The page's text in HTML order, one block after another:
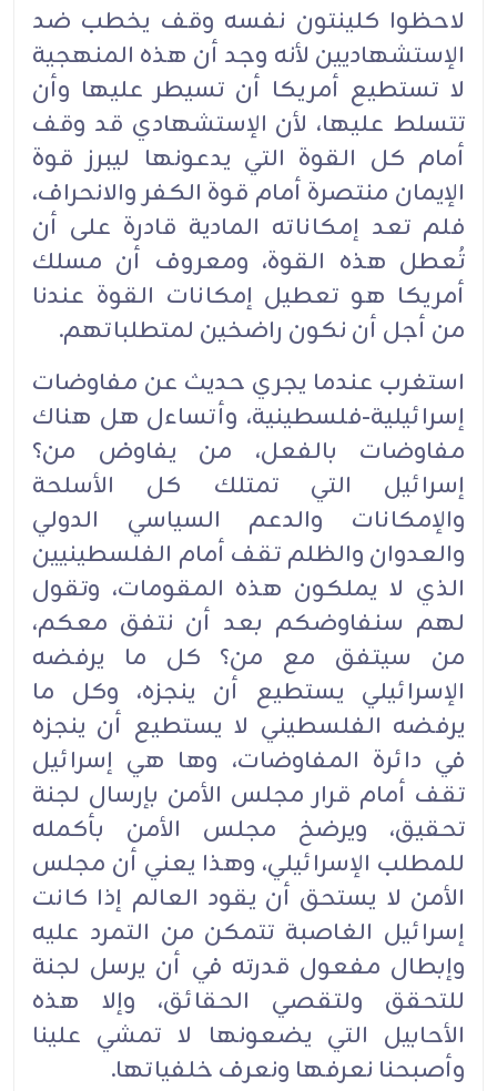
لاحظوا كلينتون نفسه وقف يخطب ضد
الإستشهاديين لأنه وجد أن هذه المنهجية
لا تستطيع أمريكا أن تسيطر عليها وأن
تتسلط عليها، لأن الإستشهادي قد وقف
أمام كل القوة التي يدعونها ليبرز قوة
الإيمان منتصرة أمام قوة الكفر والانحراف،
فلم تعد إمكاناته المادية قادرة على أن
تُعطل هذه القوة، ومعروف أن مسلك
أمريكا هو تعطيل إمكانات القوة عندنا
من أجل أن نكون راضخين لمتطلباتهم.‏
استغرب عندما يجري حديث عن مفاوضات
إسرائيلية-فلسطينية، وأتساءل هل هناك
مفاوضات بالفعل، من يفاوض من؟
إسرائيل التي تمتلك كل الأسلحة
والإمكانات والدعم السياسي الدولي
والعدوان والظلم تقف أمام الفلسطينيين
الذي لا يملكون هذه المقومات، وتقول
لهم سنفاوضكم بعد أن نتفق معكم،
من سيتفق مع من؟ كل ما يرفضه
الإسرائيلي يستطيع أن ينجزه، وكل ما
يرفضه الفلسطيني لا يستطيع أن ينجزه
في دائرة المفاوضات، وها هي إسرائيل
تقف أمام قرار مجلس الأمن بإرسال لجنة
تحقيق، ويرضخ مجلس الأمن بأكمله
للمطلب الإسرائيلي، وهذا يعني أن مجلس
الأمن لا يستحق أن يقود العالم إذا كانت
إسرائيل الغاصبة تتمكن من التمرد عليه
وإبطال مفعول قدرته في أن يرسل لجنة
للتحقق ولتقصي الحقائق، وإلا هذه
الأحابيل التي يضعونها لا تمشي علينا
وأصبحنا نعرفها ونعرف خلفياتها.‏